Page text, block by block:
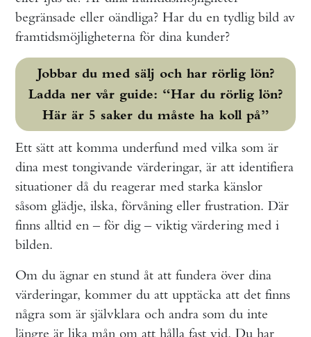
begränsade eller oändliga? Har du en tydlig bild av
framtidsmöjligheterna för dina kunder?
Jobbar du med sälj och har rörlig lön?
Ladda ner vår guide: “Har du rörlig lön?
Här är 5 saker du måste ha koll på”
Ett sätt att komma underfund med vilka som är
dina mest tongivande värderingar, är att identifiera
situationer då du reagerar med starka känslor
såsom glädje, ilska, förvåning eller frustration. Där
finns alltid en – för dig – viktig värdering med i
bilden.
Om du ägnar en stund åt att fundera över dina
värderingar, kommer du att upptäcka att det finns
några som är självklara och andra som du inte
längre är lika mån om att hålla fast vid. Du har